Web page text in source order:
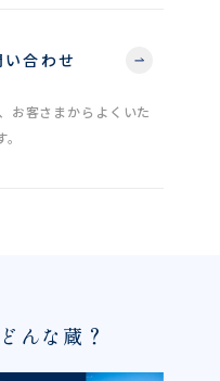
合わせ
お客さまからよくいた
んな蔵？